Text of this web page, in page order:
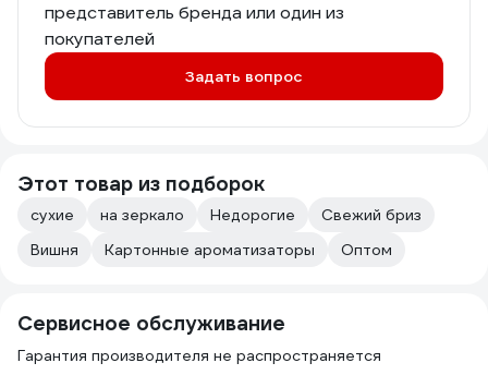
представитель бренда или один из
покупателей
Задать вопрос
Этот товар из подборок
сухие на зеркало Недорогие
Свежий бриз
Вишня
Картонные ароматизаторы Оптом
Сервисное обслуживание
Гарантия производителя не распространяется